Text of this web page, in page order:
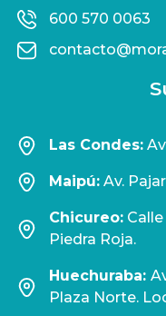
600 570 0063
Las Condes:
Maipú: Av.
Chicureo:
Piedra Roja.
Huechuraba:
Plaza Norte.